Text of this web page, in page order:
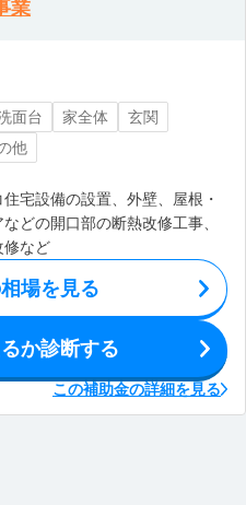
業
面台 家全体
玄関
他
宅設備の設置、外壁、屋根・
どの開口部の断熱改修工事、
修など
場を見る
か診断する
この補助金の詳細を見る